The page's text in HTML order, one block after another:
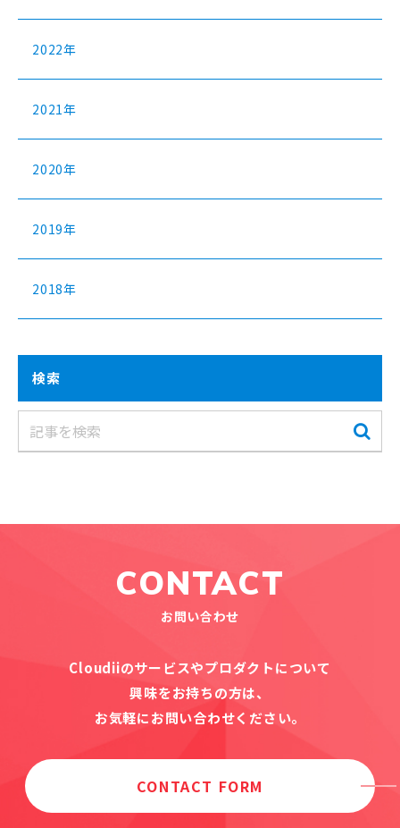
2022年
2021年
2020年
2019年
2018年
検索
CONTACT
お問い合わせ
Cloudiiのサービスやプロダクトについて
興味をお持ちの方は、
お気軽にお問い合わせください。
CONTACT FORM